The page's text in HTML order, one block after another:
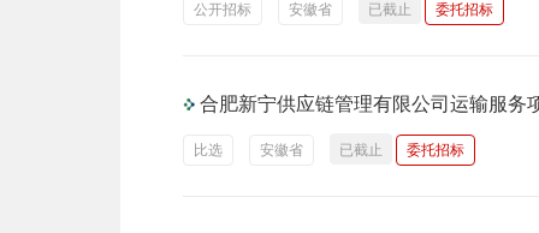
公开招标 安徽省 已截止 委托招标
合肥新宁供应链管理有限公司运输服务
比选 安徽省 已截止 委托招标